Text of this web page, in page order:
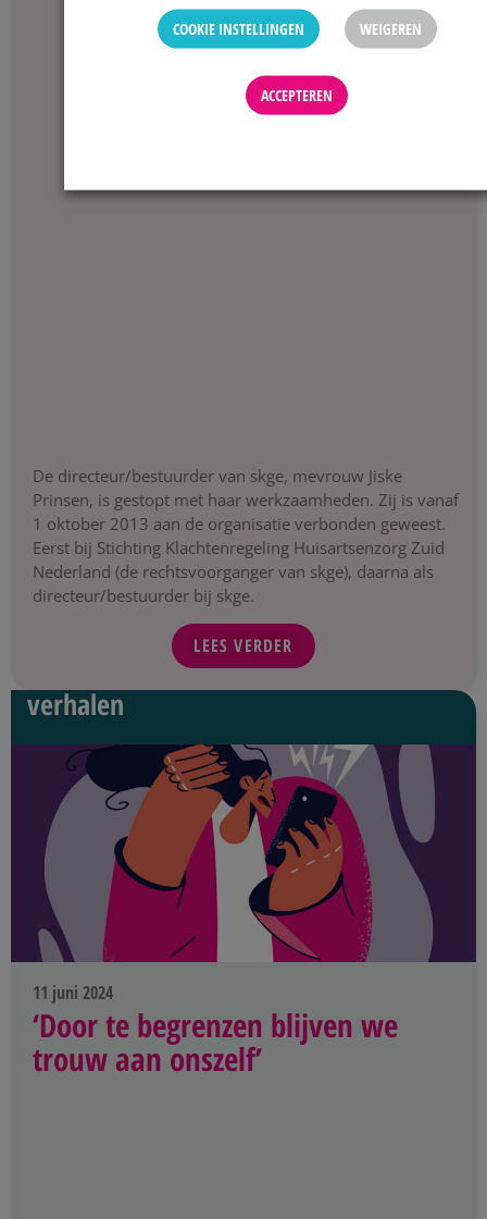
De directeur/bestuurder van skge, mevrouw Jiske
Prinsen, is gestopt met haar werkzaamheden. Zij is vanaf
1 oktober 2013 aan de organisatie verbonden geweest.
Eerst bij Stichting Klachtenregeling Huisartsenzorg Zuid
Nederland (de rechtsvoorganger van skge), daarna als
directeur/bestuurder bij skge.
LEES VERDER
verhalen
11 juni 2024
‘Door te begrenzen blijven we
trouw aan onszelf’
COOKIE INSTELLINGEN WEIGEREN
ACCEPTEREN